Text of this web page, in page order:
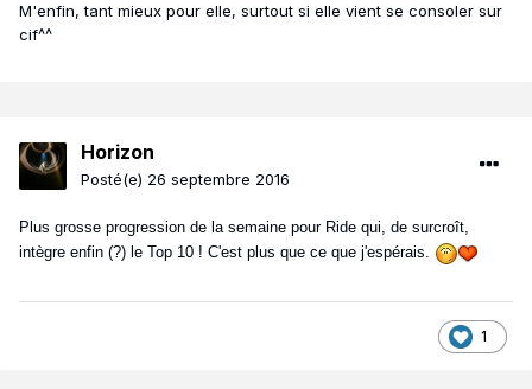
M'enfin, tant mieux pour elle, surtout si elle vient se consoler sur
cif^^
Horizon
Posté(e) 26 septembre 2016
Plus grosse progression de la semaine pour Ride qui, de surcroît,
intègre enfin (?) le Top 10 ! C'est plus que ce que j'espérais.
1